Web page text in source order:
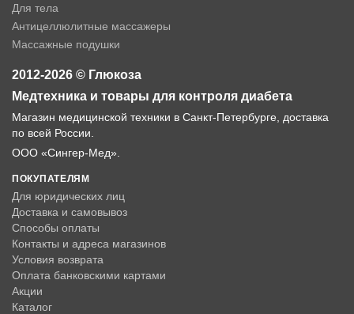
Для тела
Антицеллюлитные массажеры
Массажные подушки
2012-2026 © Глюкоза
Медтехника и товары для контроля диабета
Магазин медицинской техники в Санкт-Петербурге, доставка
по всей России.
ООО «Сингер-Мед».
ПОКУПАТЕЛЯМ
Для юридических лиц
Доставка и самовывоз
Способы оплаты
Контакты и адреса магазинов
Условия возврата
Оплата банковскими картами
Акции
Каталог